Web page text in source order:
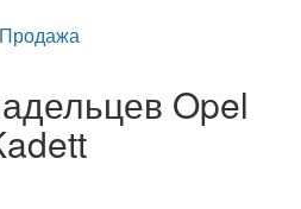
Продажа
Opel